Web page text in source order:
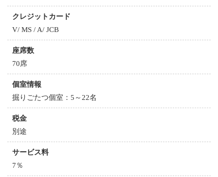
クレジットカード
V/ MS / A/ JCB
座席数
70席
個室情報
掘りごたつ個室：5～22名
税金
別途
サービス料
7％